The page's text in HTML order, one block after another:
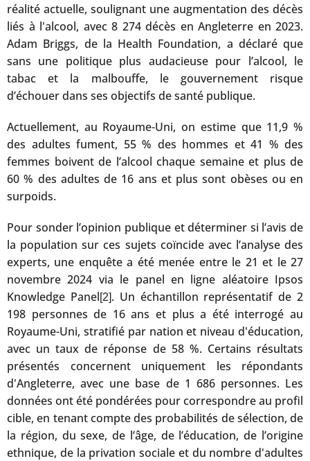
réalité actuelle, soulignant une augmentation des décès
liés à l'alcool, avec 8 274 décès en Angleterre en 2023.
Adam Briggs, de la Health Foundation, a déclaré que
sans une politique plus audacieuse pour l’alcool, le
tabac et la malbouffe, le gouvernement risque
d’échouer dans ses objectifs de santé publique.
Actuellement, au Royaume-Uni, on estime que 11,9 %
des adultes fument, 55 % des hommes et 41 % des
femmes boivent de l’alcool chaque semaine et plus de
60 % des adultes de 16 ans et plus sont obèses ou en
surpoids.
Pour sonder l’opinion publique et déterminer si l’avis de
la population sur ces sujets coïncide avec l’analyse des
experts, une enquête a été menée entre le 21 et le 27
novembre 2024 via le panel en ligne aléatoire Ipsos
Knowledge Panel[2]. Un échantillon représentatif de 2
198 personnes de 16 ans et plus a été interrogé au
Royaume-Uni, stratifié par nation et niveau d'éducation,
avec un taux de réponse de 58 %. Certains résultats
présentés concernent uniquement les répondants
d'Angleterre, avec une base de 1 686 personnes. Les
données ont été pondérées pour correspondre au profil
cible, en tenant compte des probabilités de sélection, de
la région, du sexe, de l’âge, de l’éducation, de l’origine
ethnique, de la privation sociale et du nombre d'adultes